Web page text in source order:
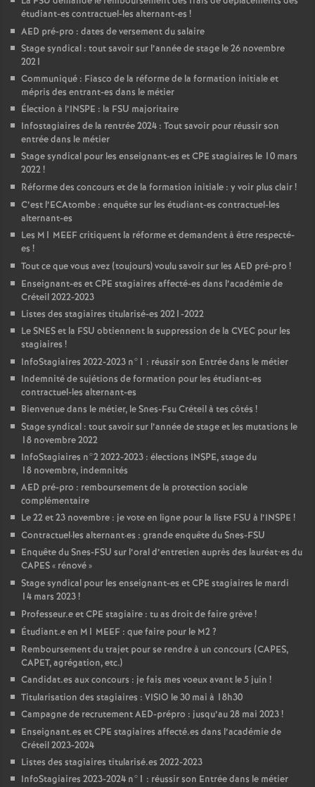
étudiant-es contractuel-les alternant-es !
AED pré-pro : dates de versement du salaire
Stage syndical : tout savoir sur l’année de stage le 26 novembre
2021
Communiqué : Fiasco de la réforme de la formation initiale et
mépris des entrant-es dans le métier
Élection à l’INSPE : la FSU majoritaire
Infostagiaires de la rentrée 2024 : Tout savoir pour réussir son
entrée dans le métier
Stage syndical pour les enseignant-es etCPE stagiaires le 10 mars
2022!
Réforme des concours et de la formation initiale : y voir plus clair!
C’est l’ECAtombe : enquête sur les étudiant-es contractuel-les
alternant-es
Les M1 MEEFcritiquent la réforme et demandent à être respecté-
es !
Tout ce que vous avez (toujours) voulu savoir sur les AED pré-pro !
Enseignant-es etCPE stagiaires affecté-es dans l’académie de
Créteil 2022-2023
Listes des stagiaires titularisé-es 2021-2022
LeSNESet la FSU obtiennent la suppression de la CVEC pour les
stagiaires !
InfoStagiaires 2022-2023 n°1 : réussir son Entrée dans le métier
Indemnité de sujétions de formation pour les étudiant-es
contractuel-les alternant-es
Bienvenue dans le métier, le Snes-Fsu Créteil à tes côtés !
Stage syndical : tout savoir sur l’année de stage et les mutations le
18 novembre 2022
InfoStagiaires n°2 2022-2023 : élections INSPE, stage du
18 novembre, indemnités
AED pré-pro : remboursement de la protection sociale
complémentaire
Le 22 et 23 novembre : je vote en ligne pour la liste FSU à l’INSPE !
Contractuel·les alternant·es : grande enquête du Snes-FSU
Enquête du Snes-FSU sur l’oral d’entretien auprès des lauréat•es du
CAPES« rénové»
Stage syndical pour les enseignant-es etCPE stagiaires le mardi
14 mars 2023!
Professeur.e etCPE stagiaire : tu as droit de faire grève!
Étudiant.e en M1 MEEF : que faire pour le M2?
Remboursement du trajet pour se rendre à un concours (CAPES,
CAPET, agrégation, etc.)
Candidat.es aux concours : je fais mes voeux avant le 5 juin !
Titularisation des stagiaires : VISIO le 30 mai à 18h30
Campagne de recrutementAED-prépro : jusqu’au 28 mai 2023!
Enseignant.es etCPE stagiaires affecté.es dans l’académie de
Créteil 2023-2024
Listes des stagiaires titularisé.es 2022-2023
InfoStagiaires 2023-2024 n°1 : réussir son Entrée dans le métier